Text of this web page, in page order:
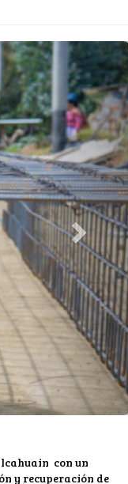
Next
con un
y recuperación de